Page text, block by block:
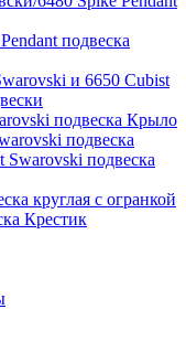
подвеска
и 6650 Cubist
подвеска Крыло
подвеска
Swarovski подвеска
круглая с огранкой
Крестик